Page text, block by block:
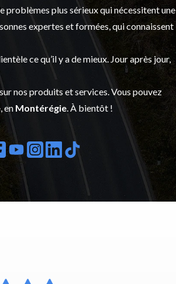
problèmes plus sérieux qui nécessitent une
expertes et formées, qui connaissent
ce qu’il y a de mieux. Jour après jour,
nos produits et services. Vous pouvez
, en Montérégie. À bientôt !